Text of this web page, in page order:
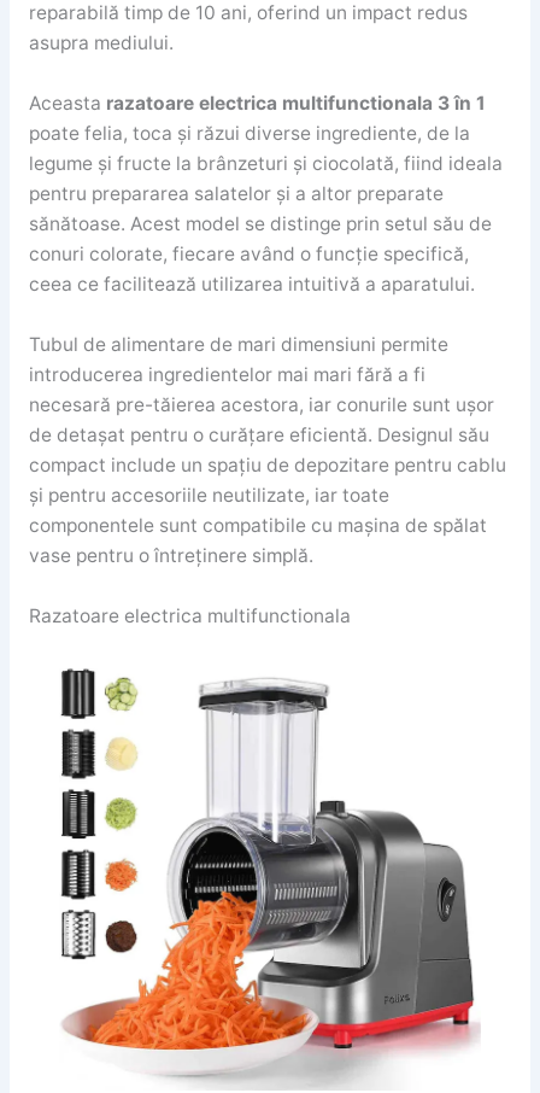
reparabilă timp de 10 ani, oferind un impact redus
asupra mediului.
Aceasta razatoare electrica multifunctionala 3 în 1
poate felia, toca și răzui diverse ingrediente, de la
legume și fructe la brânzeturi și ciocolată, fiind ideala
pentru prepararea salatelor și a altor preparate
sănătoase. Acest model se distinge prin setul său de
conuri colorate, fiecare având o funcție specifică,
ceea ce facilitează utilizarea intuitivă a aparatului.
Tubul de alimentare de mari dimensiuni permite
introducerea ingredientelor mai mari fără a fi
necesară pre-tăierea acestora, iar conurile sunt ușor
de detașat pentru o curățare eficientă. Designul său
compact include un spațiu de depozitare pentru cablu
și pentru accesoriile neutilizate, iar toate
componentele sunt compatibile cu mașina de spălat
vase pentru o întreținere simplă.
Razatoare electrica multifunctionala